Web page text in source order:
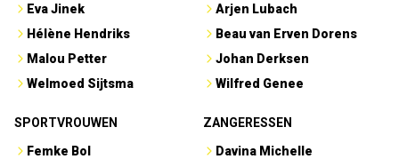
Eva Jinek
Hélène Hendriks
Malou Petter
Welmoed Sijtsma
Arjen Lubach
Beau van Erven Dorens
Johan Derksen
Wilfred Genee
SPORTVROUWEN
Femke Bol
ZANGERESSEN
Davina Michelle